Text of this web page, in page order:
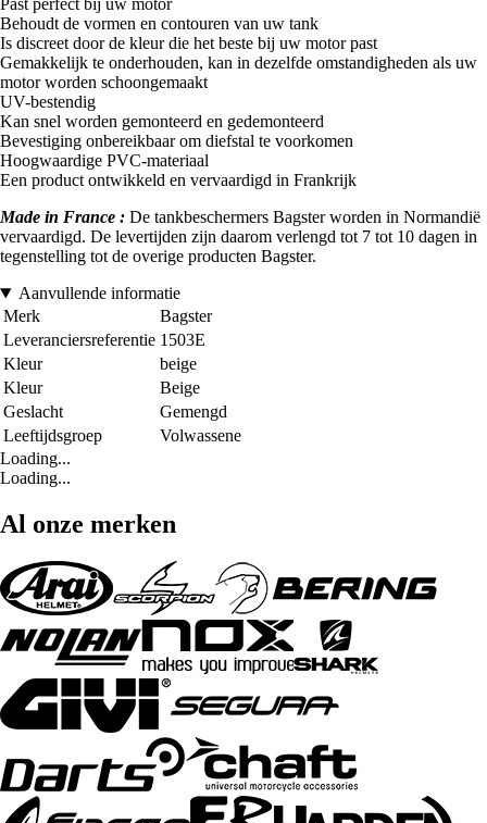
Past perfect bij uw motor
Behoudt de vormen en contouren van uw tank
Is discreet door de kleur die het beste bij uw motor past
Gemakkelijk te onderhouden, kan in dezelfde omstandigheden als uw
motor worden schoongemaakt
UV-bestendig
Kan snel worden gemonteerd en gedemonteerd
Bevestiging onbereikbaar om diefstal te voorkomen
Hoogwaardige PVC-materiaal
Een product ontwikkeld en vervaardigd in Frankrijk
Made in France : De tankbeschermers Bagster worden in Normandië
vervaardigd. De levertijden zijn daarom verlengd tot 7 tot 10 dagen in
tegenstelling tot de overige producten Bagster.
Aanvullende informatie
Merk
Bagster
Leveranciersreferentie 1503E
Kleur
beige
Kleur
Beige
Geslacht
Gemengd
Leeftijdsgroep
Volwassene
Loading...
Loading...
Al onze merken